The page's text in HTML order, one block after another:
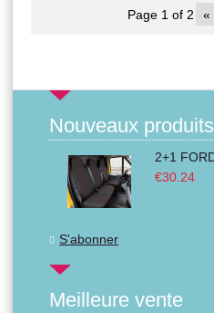
Page 1 of 2 «
Nouveaux produits
€30.24
S'abonner
Meilleure vente